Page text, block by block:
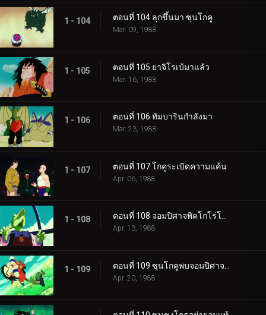
1 - 104 ตอนที่ 104 ลุกขึ้นมา ซุนโกคู
Mar. 09, 1988
1 - 105 ตอนที่ 105 ยาจิโรเบ้มาแล้ว
Mar. 16, 1988
1 - 106 ตอนที่ 106 ทัมบารินกำลังมา
Mar. 23, 1988
1 - 107 ตอนที่ 107 โกคูระเบิดความแค้น
Apr. 06, 1988
1 - 108 ตอนที่ 108 จอมปิศาจพิคโกโร่โกรธแล้ว
Apr. 13, 1988
1 - 109
Apr. 20, 1988